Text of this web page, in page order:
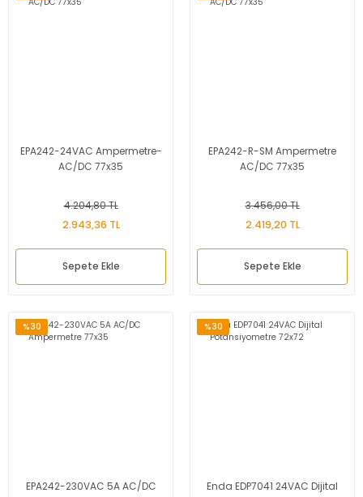
EPA242-24VAC Ampermetre-
AC/DC 77x35
4.204,80 TL
2.943,36 TL
Sepete Ekle
EPA242-R-SM Ampermetre
AC/DC 77x35
3.456,00 TL
2.419,20 TL
Sepete Ekle
%30
EPA242-230VAC 5A AC/DC
%30
Enda EDP7041 24VAC Dijital